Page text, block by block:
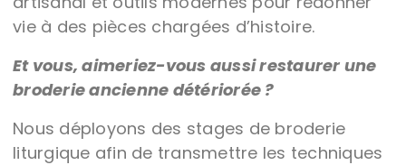
vie à des pièces chargées d’histoire.
Et vous, aimeriez-vous aussi restaurer une
broderie ancienne détériorée ?
Nous déployons des stages de broderie
liturgique afin de transmettre les techniques